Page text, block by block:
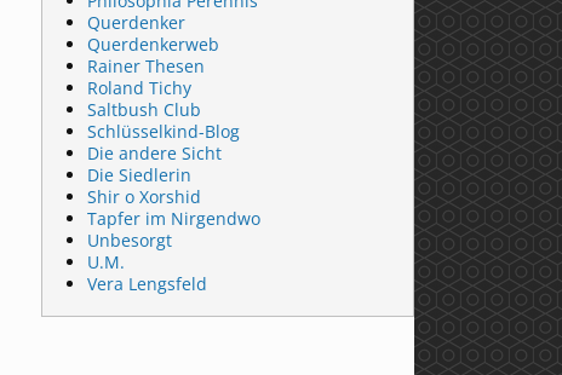
Querdenker
Querdenkerweb
Rainer Thesen
Roland Tichy
Saltbush Club
Schlüsselkind-Blog
Die andere Sicht
Die Siedlerin
Shir o Xorshid
Tapfer im Nirgendwo
Unbesorgt
U.M.
Vera Lengsfeld